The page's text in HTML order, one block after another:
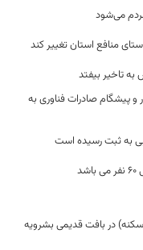
می‌شود
منافع استان تغییر کند
تاخیر بیفتد
پیشگام صادرات فناوری به
در بافت قدیمی بشرویه